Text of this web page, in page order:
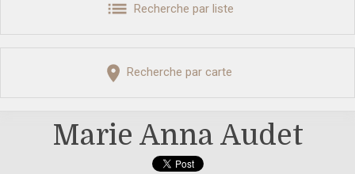
Recherche par liste
Recherche par carte
Marie Anna Audet